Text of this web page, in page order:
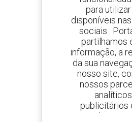
800
A Manitou em todo
1 em cada 4
vendido no mundo é
para
disponíveis
sociais .
partilhamos
informação, a
da sua
nosso site,
nossos
publicitários
redes